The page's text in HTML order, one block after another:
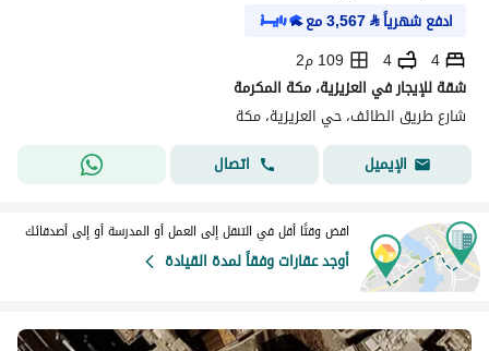
ادفع شهرياً⃁
3,567مع
4
4
109 م2
شقة للإيجار في العزيزية، مكة المكرمة
شارع طريق الطائف، حي العزيزية، مكة
الإيميل
اتصال
اقض وقتًا أقل في التنقل إلى العمل أو المدرسة أو إلى أصدقائك
أوجد عقارات وفقاً لمدة القيادة